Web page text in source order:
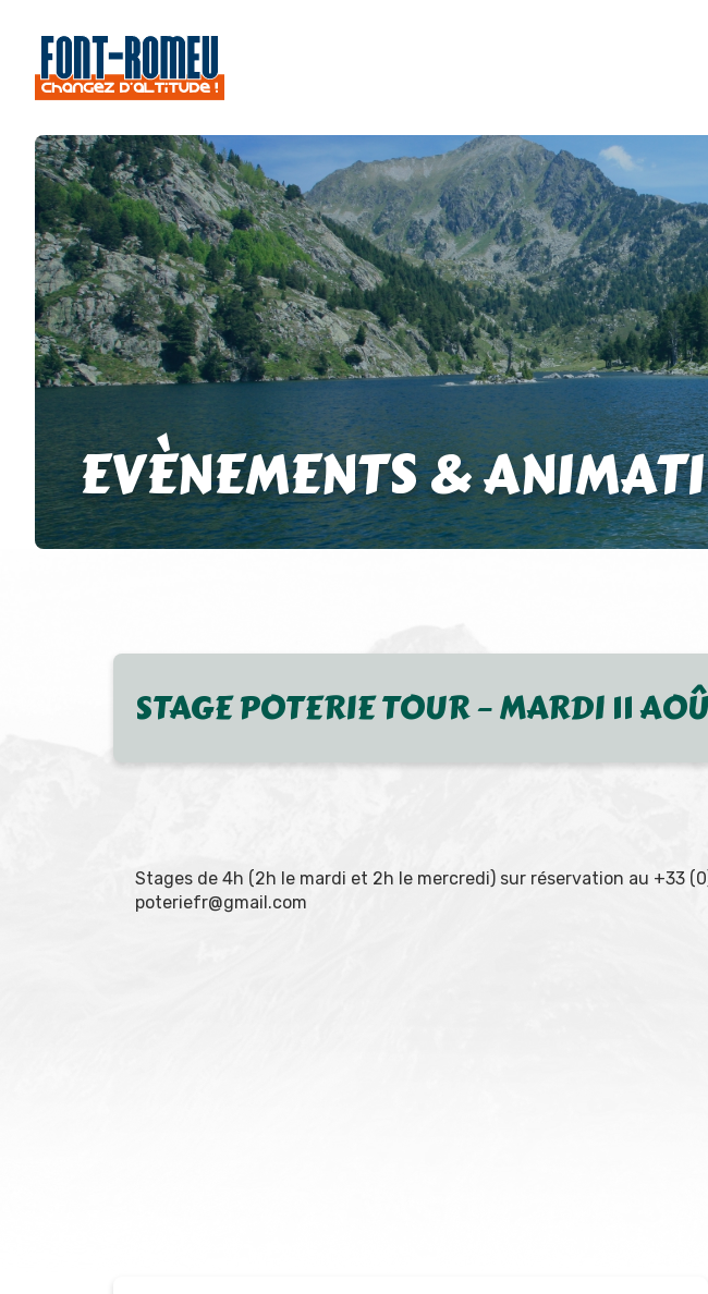
EVÈNEMENTS &
STAGE POTERIE TOUR – MARDI 11
Stages de 4h (2h le mardi et 2h le mercredi) sur réservation au +33
poteriefr@gmail.com